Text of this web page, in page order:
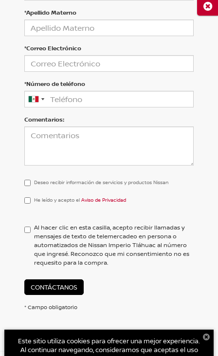
*Apellido Materno
*Correo Electrónico
*Número de teléfono
Comentarios:
Deseo recibir información de servicios y productos Nissan
He
acepto
href='/privacy.aspx'
target='_blank'>Aviso
He leído y acepto el Aviso de Privacidad
Al hacer clic en esta casilla, acepto recibir llamadas y
mensajes de texto de telemercadeo en persona o
automatizados de Nissan Imperio Tláhuac al número
que ingresé. Reconozco que mi consentimiento no es
requesito para la compra.
CONTÁCTANOS
* Campo obligatorio
Este sitio utiliza cookies para ofrecer una mejor experiencia.
Al continuar navegando, consideramos que aceptas el uso